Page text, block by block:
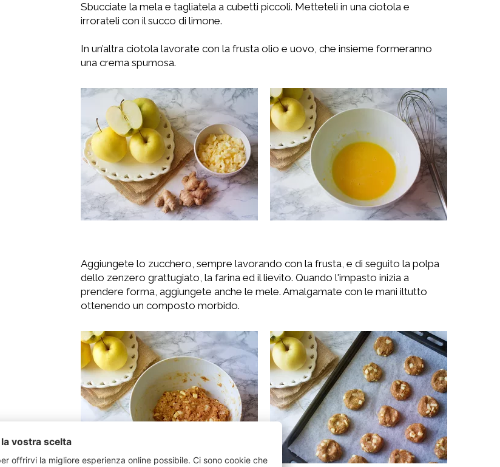
Sbucciate la mela e tagliatela a cubetti piccoli. Metteteli in una ciotola e
irrorateli con il succo di limone.
In un’altra ciotola lavorate con la frusta olio e uovo, che insieme formeranno
una crema spumosa.
Aggiungete lo zucchero, sempre lavorando con la frusta, e di seguito la polpa
dello zenzero grattugiato, la farina ed il lievito. Quando l'impasto inizia a
prendere forma, aggiungete anche le mele. Amalgamate con le mani iltutto
ottenendo un composto morbido.